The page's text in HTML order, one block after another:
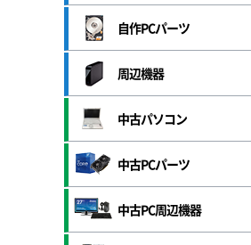
自作PCパーツ
周辺機器
中古パソコン
中古PCパーツ
中古PC周辺機器